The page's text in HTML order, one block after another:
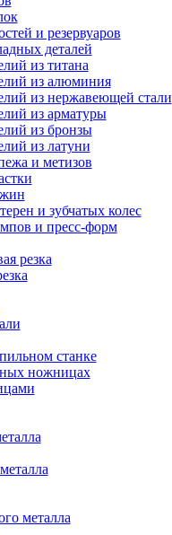
и резервуаров
деталей
из титана
из алюминия
из нержавеющей стали
из арматуры
из бронзы
из латуни
и метизов
и зубчатых колес
и пресс-форм
резка
станке
ножницах
металла